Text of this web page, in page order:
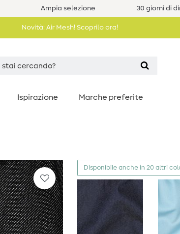
Ampia selezione 30 giorni di
Novità: Air Mesh! Scoprilo ora!
Ispirazione Marche preferite
Disponibile anche in 20 altri